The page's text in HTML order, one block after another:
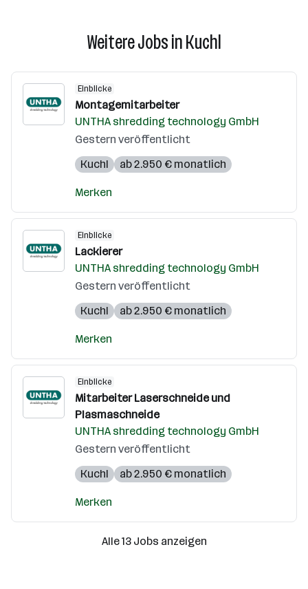
Weitere Jobs in Kuchl
Einblicke
Montagemitarbeiter
UNTHA shredding technology GmbH
Gestern veröffentlicht
Kuchl
ab 2.950 € monatlich
Merken
Einblicke
Lackierer
UNTHA shredding technology GmbH
Gestern veröffentlicht
Kuchl
ab 2.950 € monatlich
Merken
Einblicke
Mitarbeiter Laserschneide und
Plasmaschneide
UNTHA shredding technology GmbH
Gestern veröffentlicht
Kuchl
ab 2.950 € monatlich
Merken
Alle 13 Jobs anzeigen